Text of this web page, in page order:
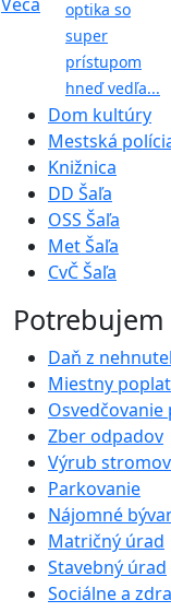
optika so
super
prístupom
hneď vedľa...
Dom kultúry
Mestská
Knižnica
DD Šaľa
OSS Šaľa
Met Šaľa
CvČ Šaľa
Daň z
Miestny
Zber odpadov
Výrub stromov
Parkovanie
Nájomné
Matričný úrad
Stavebný úrad
Sociálne a